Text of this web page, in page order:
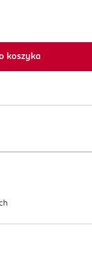
koszyka